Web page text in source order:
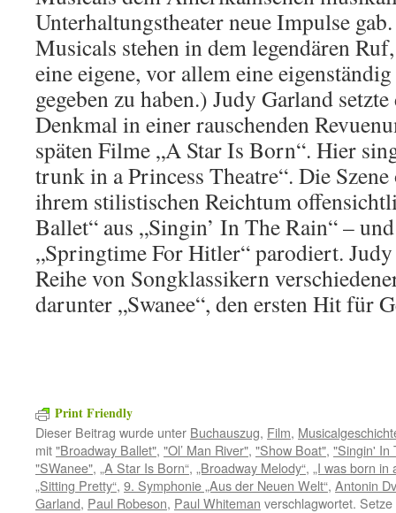
Unterhaltungstheater neue Impulse
Musicals stehen in dem legendären
eine eigene, vor allem eine
gegeben zu haben.) Judy Garland
Denkmal in einer rauschenden
späten Filme „A Star Is Born“. Hier
trunk in a Princess Theatre“. Die
ihrem stilistischen Reichtum
Ballet“ aus „Singin’ In The Rain“ –
„Springtime For Hitler“ parodiert.
Reihe von Songklassikern
darunter „Swanee“, den ersten Hit für
Print Friendly
Dieser Beitrag wurde unter Buchauszug, Film,
mit"Broadway Ballet", "Ol’ Man River", "Show Boat", "Singin' In
"SWanee", „A Star Is Born“, „Broadway Melody“, „I was born in
„Sitting Pretty“, 9. Symphonie „Aus der Neuen Welt“, Antonin
Garland, Paul Robeson, Paul Whiteman verschlagwortet.